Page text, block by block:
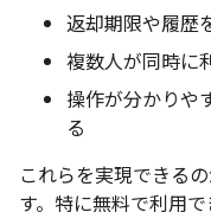
返却期限や履歴
複数人が同時に
操作が分かりや
る
これらを実現できる
す。特に無料で利用